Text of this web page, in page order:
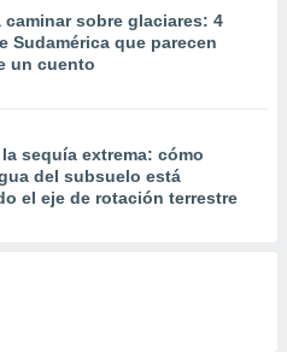
caminar sobre glaciares: 4
Sudamérica que parecen
un cuento
sequía extrema: cómo
del subsuelo está
el eje de rotación terrestre